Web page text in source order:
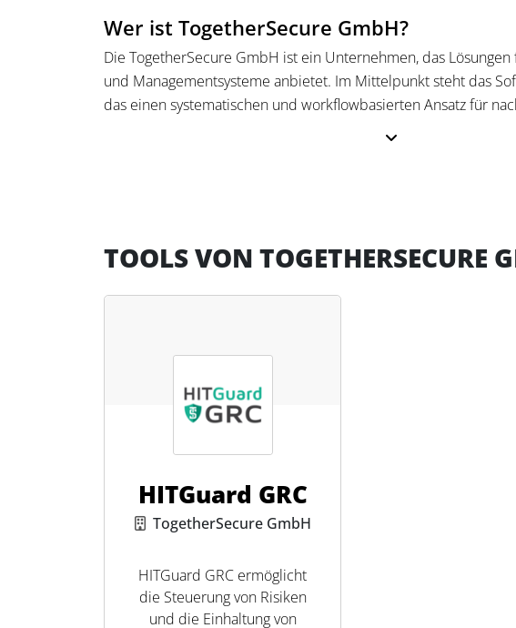
Wer ist TogetherSecure GmbH?
Die TogetherSecure GmbH ist ein Unternehmen, das
und Managementsysteme anbietet. Im Mittelpunkt steht das
das einen systematischen und workflowbasierten Ansatz für
Kombination aus Software und Consulting schafft
TOOLS VON TOGETHERSECURE
HITGuard GRC
TogetherSecure GmbH
HITGuard GRC ermöglicht
die Steuerung von Risiken
und die Einhaltung von